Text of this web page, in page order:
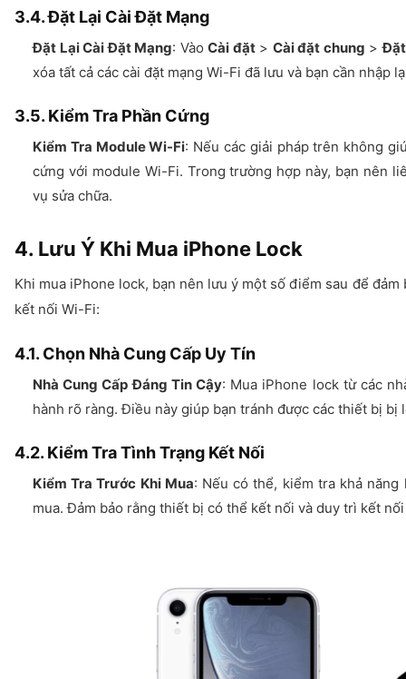
3.4. Đặt Lại Cài Đặt Mạng
Đặt Lại Cài Đặt Mạng: VàoCài đặt> Cài đặt chung >
xóa tất cả các cài đặt mạng Wi-Fi đã lưu và bạn cần nhập
3.5. Kiểm Tra Phần Cứng
Kiểm Tra Module Wi-Fi: Nếu các giải pháp trên không
cứng với module Wi-Fi. Trong trường hợp này, bạn nên
vụ sửa chữa.
4. Lưu Ý Khi Mua iPhone Lock
Khi mua iPhone lock, bạn nên lưu ý một số điểm sau để
kết nối Wi-Fi:
4.1. Chọn Nhà Cung Cấp Uy Tín
Nhà Cung Cấp Đáng Tin Cậy: Mua iPhone lock từ các
hành rõ ràng. Điều này giúp bạn tránh được các thiết bị bị
4.2. Kiểm Tra Tình Trạng Kết Nối
Kiểm Tra Trước Khi Mua: Nếu có thể, kiểm tra khả
mua. Đảm bảo rằng thiết bị có thể kết nối và duy trì kết